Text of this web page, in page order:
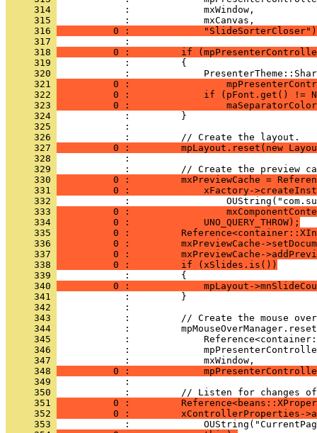
     314
     315
     316
0 :
     317
     318
0 :         if
     319
     320
     321
0 :
     322
0 :             if (pFont.get() !=
     323
0 :
     324
     325
     326
     327
0 :         mpLayout.reset(new
     328
     329
     330
0 :         mxPreviewCache =
     331
0 :             xFactory-
     332
     333
0 :
     334
          0 :             UNO_QUERY_THROW);
     335
0 :
     336
0 :         mxPreviewCache-
     337
0 :         mxPreviewCache-
     338
          0 :         if (xSlides.is())
     339
     340
0 :             mpLayout-
     341
     342
     343
     344
     345
     346
     347
     348
0 :
     349
     350
     351
0 :
     352
0 :         xControllerProperties-
     353